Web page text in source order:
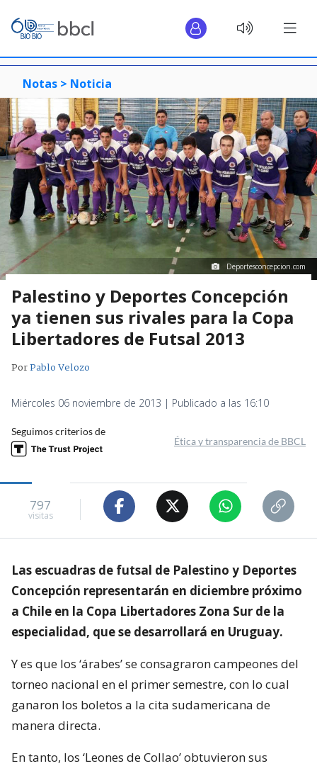
Notas > Noticia
Deportesconcepcion.com
Palestino y Deportes Concepción
ya tienen sus rivales para la Copa
Libertadores de Futsal 2013
PorPablo Velozo
Miércoles 06 noviembre de 2013 | Publicado a las 16:10
Seguimos criterios de
Ética y transparencia de BBCL
797
visitas
Las escuadras de futsal de Palestino y Deportes
Concepción representarán en diciembre próximo
a Chile en la Copa Libertadores Zona Sur de la
especialidad, que se desarrollará en Uruguay.
Y es que los ‘árabes’ se consagraron campeones del
torneo nacional en el primer semestre, con lo cual
ganaron los boletos a la cita sudamericana de
manera directa.
En tanto, los ‘Leones de Collao’ obtuvieron sus